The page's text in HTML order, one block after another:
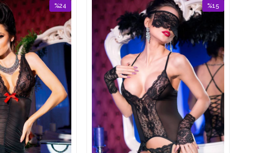
%24
İndirim
%24İndirim
%15
%15İndirim